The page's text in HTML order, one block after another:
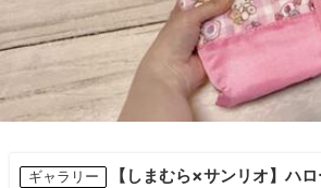
ギャラリー
【しまむら×サンリオ】ハ